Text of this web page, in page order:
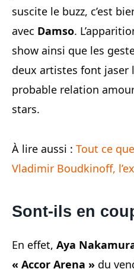
suscite le buzz, c’est
avec Damso.
show ainsi que les
deux artistes font jaser
probable relation
stars.
À lire aussi : Tout ce
Vladimir Boudkinoff,
Sont-ils en
En effet, Aya
« Accor Arena » du